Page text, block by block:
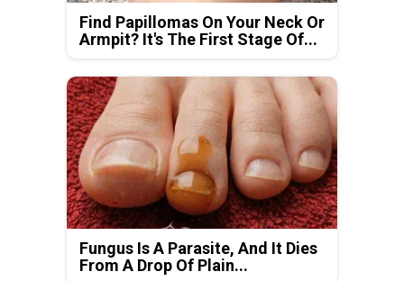
Find Papillomas On Your Neck Or
Armpit? It's The First Stage Of...
Fungus Is A Parasite, And It Dies
From A Drop Of Plain...